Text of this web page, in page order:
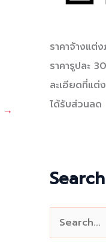
→
ราคาจ้างแ
ราคารูปละ
ละเอียดที่แต่
ได้รับส่วนลด
Search
e